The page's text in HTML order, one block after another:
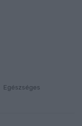
Egészséges